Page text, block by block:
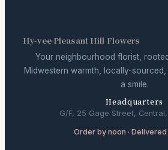
Hy-vee Pleasant Hill Flowers
Your neighbourhood florist,
Midwestern warmth, locally-
a smile.
Headquarters
G/F, 25 Gage Street,
Order by noon ·